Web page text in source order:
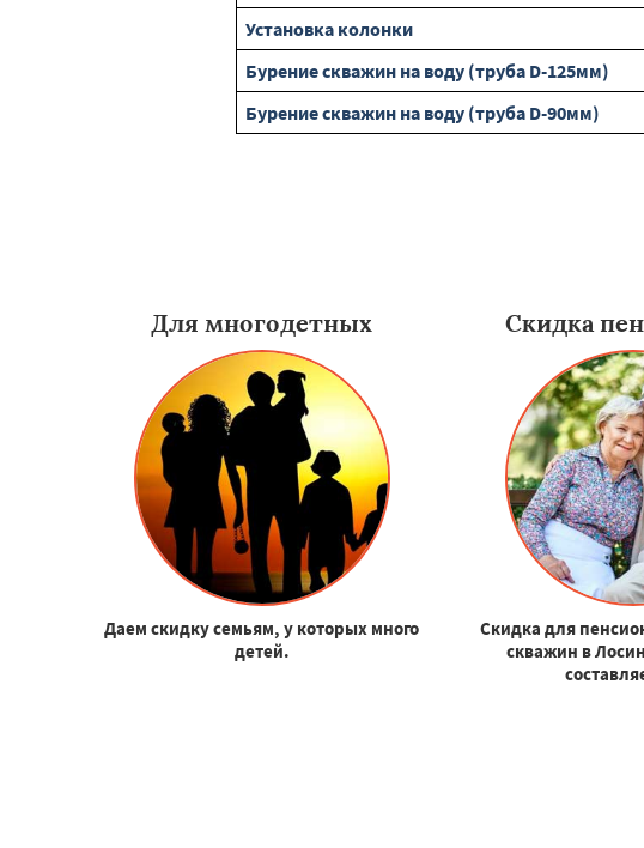
Установка колонки
Бурение скважин на воду (труба D-125мм)
Бурение скважин на воду (труба D-90мм)
Для многодетных
Даем скидку семьям, у которых много
детей.
Скидка
Скидка для
скважин в